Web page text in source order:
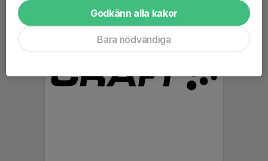
Godkänn alla kakor
Bara nödvändiga